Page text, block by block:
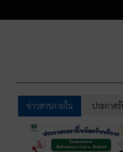
ข่าวสารภายใน ประกาศ